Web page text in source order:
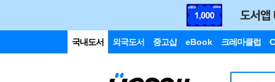
국내도서 외국도서 중고샵 eBook 크레마클럽